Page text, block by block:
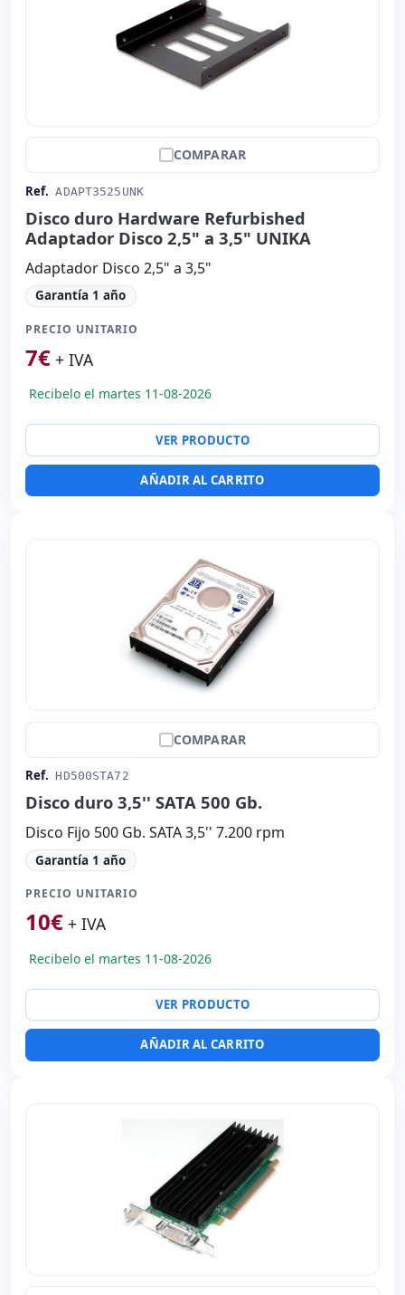
COMPARAR
Ref. ADAPT3525UNK
Disco duro Hardware Refurbished
Adaptador Disco 2,5" a 3,5" UNIKA
Adaptador Disco 2,5" a 3,5"
Garantía 1 año
PRECIO UNITARIO
7€ + IVA
Recibelo el martes 11-08-2026
VER PRODUCTO
AÑADIR AL CARRITO
COMPARAR
Ref. HD500STA72
Disco duro 3,5'' SATA 500 Gb.
Disco Fijo 500 Gb. SATA 3,5'' 7.200 rpm
Garantía 1 año
PRECIO UNITARIO
10€ + IVA
Recibelo el martes 11-08-2026
VER PRODUCTO
AÑADIR AL CARRITO